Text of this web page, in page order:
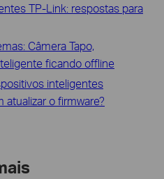
TP-Link: respostas para
Câmera Tapo,
ficando offline
inteligentes
atualizar o firmware?